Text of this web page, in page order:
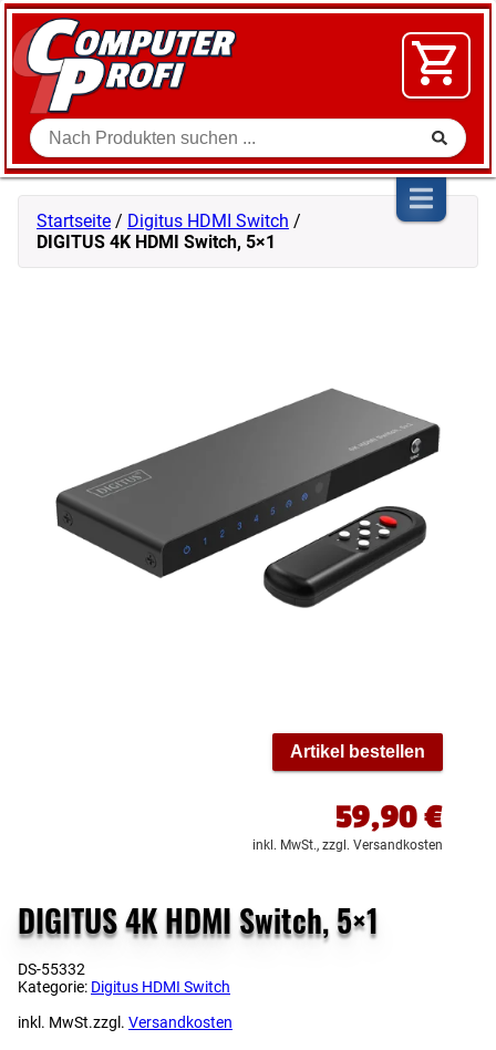
Zum Inhalt springen
Suche
SOFTWARE
VIDEO
SHOP
Startseite / Digitus HDMI Switch /
DIGITUS 4K HDMI Switch, 5×1
Artikel bestellen
59,90€
inkl. MwSt., zzgl. Versandkosten
DIGITUS 4K HDMI Switch, 5×1
DS-55332
Kategorie: Digitus HDMI Switch
inkl. MwSt.zzgl. Versandkosten